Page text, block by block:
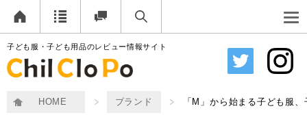
子ども服・子ども用品のレビュー情報サイト
HOME ブランド 「M」から始まる子ども服